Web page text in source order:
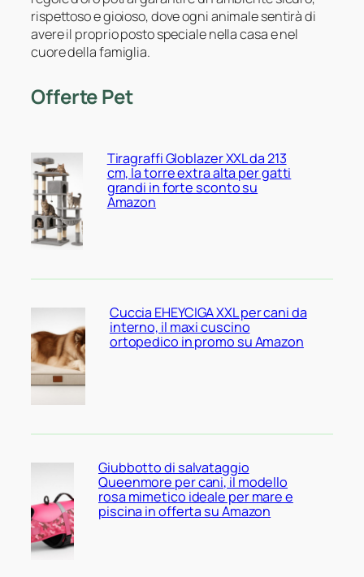
rispettoso e gioioso, dove ogni animale sentirà di
avere il proprio posto speciale nella casa e nel
cuore della famiglia.
Offerte Pet
Tiragraffi Globlazer XXL da 213
cm, la torre extra alta per gatti
grandi in forte sconto su
Amazon
Cuccia EHEYCIGA XXL per cani da
interno, il maxi cuscino
ortopedico in promo su Amazon
Giubbotto di salvataggio
Queenmore per cani, il modello
rosa mimetico ideale per mare e
piscina in offerta su Amazon